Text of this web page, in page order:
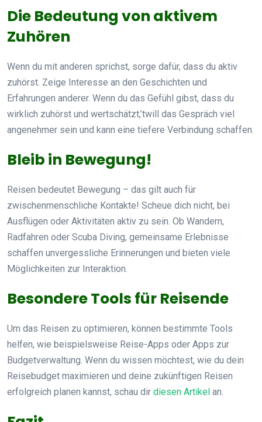
Die Bedeutung von aktivem
Zuhören
Wenn du mit anderen sprichst, sorge dafür, dass du aktiv
zuhörst. Zeige Interesse an den Geschichten und
Erfahrungen anderer. Wenn du das Gefühl gibst, dass du
wirklich zuhörst und wertschätzt,’twill das Gespräch viel
angenehmer sein und kann eine tiefere Verbindung schaffen.
Bleib in Bewegung!
Reisen bedeutet Bewegung – das gilt auch für
zwischenmenschliche Kontakte! Scheue dich nicht, bei
Ausflügen oder Aktivitäten aktiv zu sein. Ob Wandern,
Radfahren oder Scuba Diving, gemeinsame Erlebnisse
schaffen unvergessliche Erinnerungen und bieten viele
Möglichkeiten zur Interaktion.
Besondere Tools für Reisende
Um das Reisen zu optimieren, können bestimmte Tools
helfen, wie beispielsweise Reise-Apps oder Apps zur
Budgetverwaltung. Wenn du wissen möchtest, wie du dein
Reisebudget maximieren und deine zukünftigen Reisen
erfolgreich planen kannst, schau dir diesen Artikel an.